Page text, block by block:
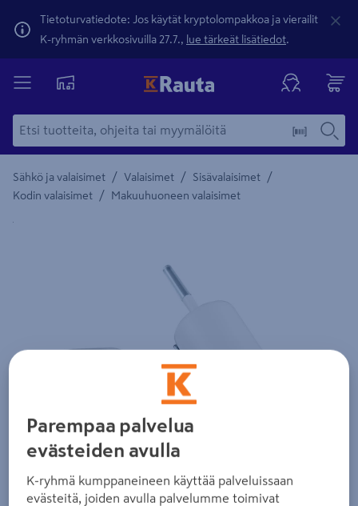
Tietoturvatiedote: Jos käytät kryptolompakkoa ja vierailit
K-ryhmän verkkosivuilla 27.7., lue tärkeät lisätiedot.
Sähkö ja valaisimet / Valaisimet / Sisävalaisimet /
Kodin valaisimet / Makuuhuoneen valaisimet
Yksityiskohtainen kuvaus löytyy Tuotteen kuvaus -
Parempaa palvelua
evästeiden avulla
K-ryhmä kumppaneineen käyttää palveluissaan
evästeitä, joiden avulla palvelumme toimivat